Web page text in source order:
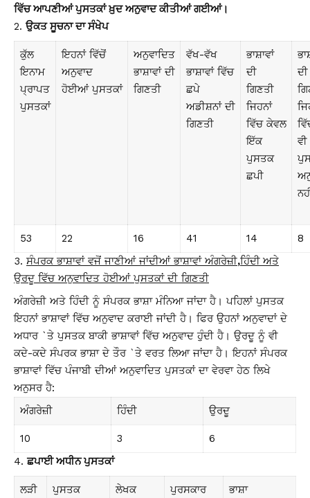
ਵਿੱਚ ਆਪਣੀਆਂ ਪੁਸਤਕਾਂ ਖ਼ੁਦ ਅਨੁਵਾਦ ਕੀਤੀਆਂ ਗਈਆਂ।
ਉਕਤ ਸੂਚਨਾ ਦਾ ਸੰਖੇਪ
ਕੁੱਲ
ਇਨਾਮ
ਪ੍ਰਾਪਤ
ਪੁਸਤਕਾਂ
ਇਹਨਾਂ ਵਿੱਚੋਂ
ਅਨੁਵਾਦ
ਹੋਈਆਂ ਪੁਸਤਕਾਂ
ਅਨੁਵਾਦਿਤ
ਭਾਸ਼ਾਵਾਂ ਦੀ
ਗਿਣਤੀ
ਵੱਖ-ਵੱਖ
ਭਾਸ਼ਾਵਾਂ ਵਿੱਚ
ਛਪੇ
ਅਡੀਸ਼ਨਾਂ ਦੀ
ਗਿਣਤੀ
ਭਾਸ਼ਾਵਾਂ
ਦੀ
ਗਿਣਤੀ
ਜਿਹਨਾਂ
ਵਿੱਚ ਕੇਵਲ
ਇੱਕ
ਪੁਸਤਕ
ਛਪੀ
ਦੀ
ਵੀ
53 22 16 41 14
8
ਸੰਪਰਕ ਭਾਸ਼ਾਵਾਂ ਵਜੋਂ ਜਾਣੀਆਂ ਜਾਂਦੀਆਂ ਭਾਸ਼ਾਵਾਂ ਅੰਗਰੇਜ਼ੀ,ਹਿੰਦੀ ਅਤੇ
ਉਰਦੂ ਵਿੱਚ ਅਨੁਵਾਦਿਤ ਹੋਈਆਂ ਪੁਸਤਕਾਂ ਦੀ ਗਿਣਤੀ
ਅੰਗਰੇਜ਼ੀ ਅਤੇ ਹਿੰਦੀ ਨੂੰ ਸੰਪਰਕ ਭਾਸ਼ਾ ਮੰਨਿਆ ਜਾਂਦਾ ਹੈ। ਪਹਿਲਾਂ ਪੁਸਤਕ
ਇਹਨਾਂ ਭਾਸ਼ਾਵਾਂ ਵਿੱਚ ਅਨੁਵਾਦ ਕਰਾਈ ਜਾਂਦੀ ਹੈ। ਫਿਰ ਉਹਨਾਂ ਅਨੁਵਾਦਾਂ ਦੇ
ਅਧਾਰ `ਤੇ ਪੁਸਤਕ ਬਾਕੀ ਭਾਸ਼ਾਵਾਂ ਵਿੱਚ ਅਨੁਵਾਦ ਹੁੰਦੀ ਹੈ। ਉਰਦੂ ਨੂੰ ਵੀ
ਕਦੇ-ਕਦੇ ਸੰਪਰਕ ਭਾਸ਼ਾ ਦੇ ਤੌਰ `ਤੇ ਵਰਤ ਲਿਆ ਜਾਂਦਾ ਹੈ। ਇਹਨਾਂ ਸੰਪਰਕ
ਭਾਸ਼ਾਵਾਂ ਵਿੱਚ ਪੰਜਾਬੀ ਦੀਆਂ ਅਨੁਵਾਦਿਤ ਪੁਸਤਕਾਂ ਦਾ ਵੇਰਵਾ ਹੇਠ ਲਿਖੇ
ਅਨੁਸਰ ਹੈ:
ਅੰਗਰੇਜ਼ੀ
ਹਿੰਦੀ ਉਰਦੂ
10 3
6
ਛਪਾਈ ਅਧੀਨ ਪੁਸਤਕਾਂ
ਲੜੀ
ਪੁਸਤਕ ਲੇਖਕ
ਪੁਰਸਕਾਰ
ਭਾਸ਼ਾ